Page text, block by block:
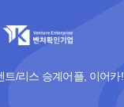
트/리스 승계어플, 이어카!